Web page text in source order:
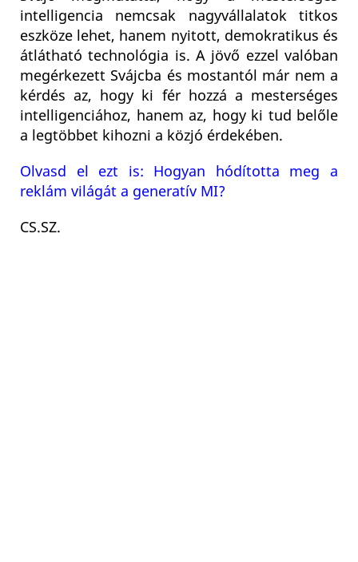
intelligencia nemcsak nagyvállalatok titkos
eszköze lehet, hanem nyitott, demokratikus és
átlátható technológia is. A jövő ezzel valóban
megérkezett Svájcba és mostantól már nem a
kérdés az, hogy ki fér hozzá a mesterséges
intelligenciához, hanem az, hogy ki tud belőle
a legtöbbet kihozni a közjó érdekében.
Olvasd el ezt is: Hogyan hódította meg a
reklám világát a generatív MI?
CS.SZ.